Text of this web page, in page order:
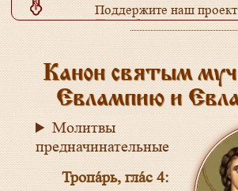
Поддержите наш проект
Подробнее...
Канон святым
Евлампию и
Молитвы
предначинательные
Тропа́рь, гла́с 4: